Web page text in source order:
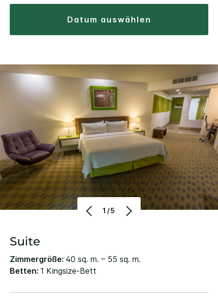
datum auswählen
1/5
Suite
Zimmergröße: 40 sq. m. – 55 sq. m.
Betten: 1 Kingsize-Bett